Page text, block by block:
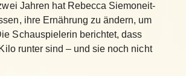
Jahren hat Rebecca Siemoneit-
ihre Ernährung zu ändern, um
Schauspielerin berichtet, dass
runter sind – und sie noch nicht